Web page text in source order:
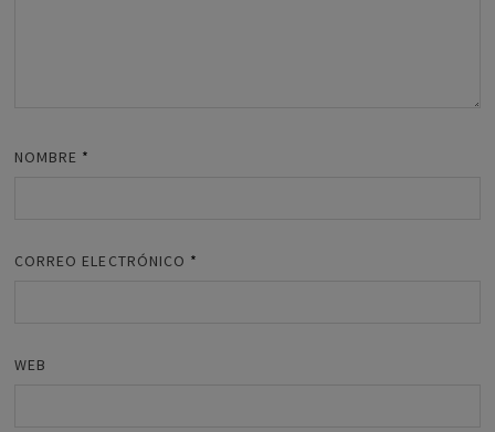
NOMBRE *
CORREO ELECTRÓNICO *
WEB